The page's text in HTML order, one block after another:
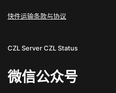
快件运输条款与协议
CZL ServerCZL Status
微信公众号